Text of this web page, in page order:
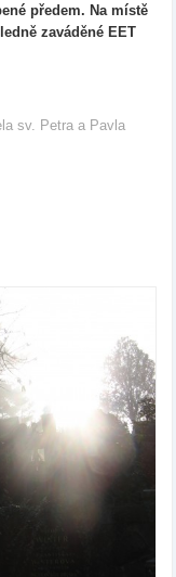
předem. Na místě
zaváděné EET
sv. Petra a Pavla